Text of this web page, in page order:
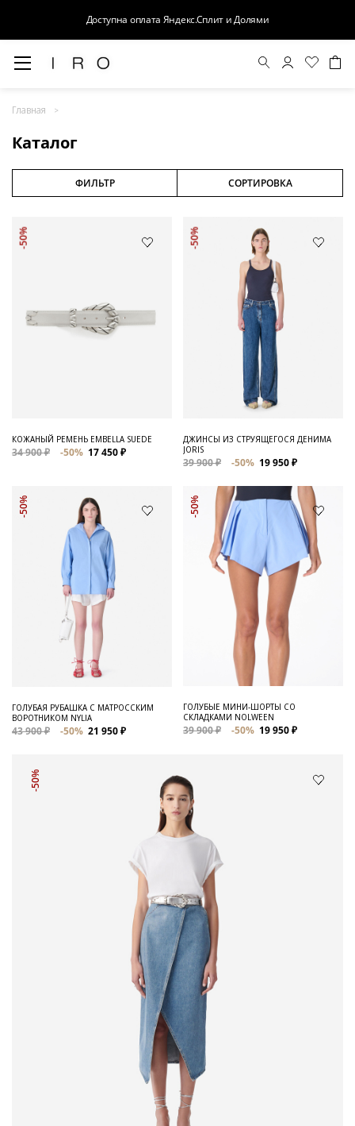
Доступна оплата Яндекс.Сплит и Долями
Главная
Каталог
Церемония
Распродажа
Для нее
Сумки и аксессуары
ФИЛЬТР СОРТИРОВКА
-50%
КОЖАНЫЙ РЕМЕНЬ EMBELLA SUEDE
34 900 ₽ -50% 17 450 ₽
-50%
ДЖИНСЫ ИЗ СТРУЯЩЕГОСЯ ДЕНИМА
JORIS
39 900 ₽ -50% 19 950 ₽
-50%
ГОЛУБАЯ РУБАШКА С МАТРОССКИМ
ВОРОТНИКОМ NYLIA
43 900 ₽ -50% 21 950 ₽
-50%
ГОЛУБЫЕ МИНИ-ШОРТЫ СО
СКЛАДКАМИ NOLWEEN
39 900 ₽ -50% 19 950 ₽
-50%